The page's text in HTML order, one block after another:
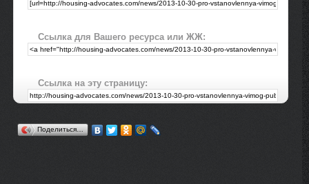
Ссылка для Вашего ресурса или ЖЖ:
Ссылка на эту страницу:
Поделиться…